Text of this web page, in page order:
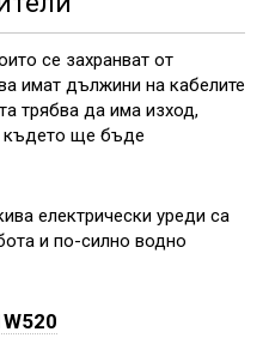
се захранват от
имат дължини на кабелите
трябва да има изход,
където ще бъде
електрически уреди са
и по-силно водно